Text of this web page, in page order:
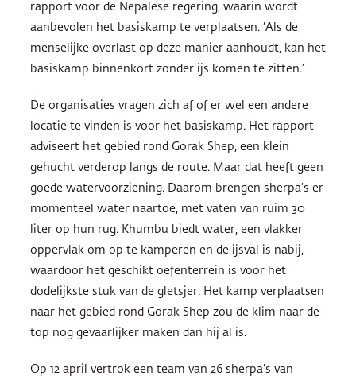
rapport voor de Nepalese regering, waarin wordt
aanbevolen het basiskamp te verplaatsen. ‘Als de
menselijke overlast op deze manier aanhoudt, kan het
basiskamp binnenkort zonder ijs komen te zitten.’
De organisaties vragen zich af of er wel een andere
locatie te vinden is voor het basiskamp. Het rapport
adviseert het gebied rond Gorak Shep, een klein
gehucht verderop langs de route. Maar dat heeft geen
goede watervoorziening. Daarom brengen sherpa’s er
momenteel water naartoe, met vaten van ruim 30
liter op hun rug. Khumbu biedt water, een vlakker
oppervlak om op te kamperen en de ijsval is nabij,
waardoor het geschikt oefenterrein is voor het
dodelijkste stuk van de gletsjer. Het kamp verplaatsen
naar het gebied rond Gorak Shep zou de klim naar de
top nog gevaarlijker maken dan hij al is.
Op 12 april vertrok een team van 26 sherpa’s van